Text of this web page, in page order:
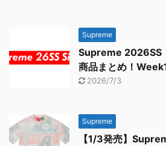
Supreme
Supreme 2026SS
商品まとめ！
2026/7/3
Supreme
【1/3発売】